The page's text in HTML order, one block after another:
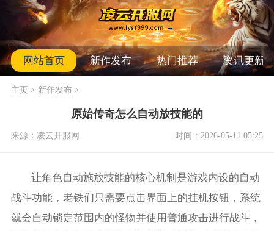
网站首页 新作发布 热门推荐 资讯更新
主页> 新作发布>
原始传奇怎么自动放技能的
来源：凌云开服网 时间：2026-05-11 05:25
让角色自动施放技能的核心机制是游戏内设的自动
战斗功能，老铁们只需要点击界面上的挂机按钮，系统
就会自动锁定范围内的怪物并使用普通攻击进行战斗，